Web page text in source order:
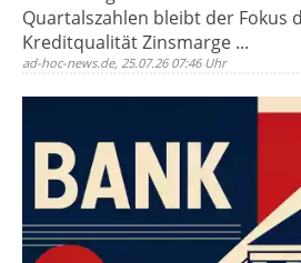
Quartalszahlen bleibt der Fokus
Kreditqualität Zinsmarge ...
ad-hoc-news.de, 25.07.26 07:46 Uhr